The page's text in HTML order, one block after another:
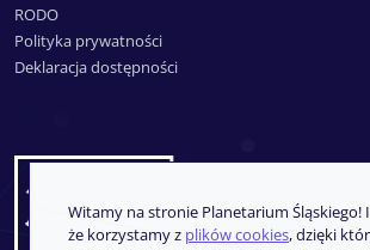
RODO
Polityka prywatności
Deklaracja dostępności
Witamy na stronie Planetarium
że korzystamy z plików cookies, dzięki